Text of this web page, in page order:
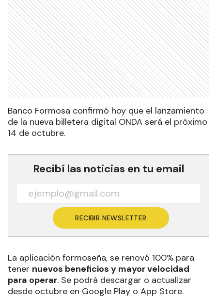
Banco Formosa confirmó hoy que el lanzamiento
de la nueva billetera digital ONDA será el próximo
14 de octubre.
Recibí las noticias en tu email
RECIBIR NEWSLETTER
La aplicación formoseña, se renovó 100% para
tener nuevos beneficios y mayor velocidad
para operar. Se podrá descargar o actualizar
desde octubre en Google Play o App Store.